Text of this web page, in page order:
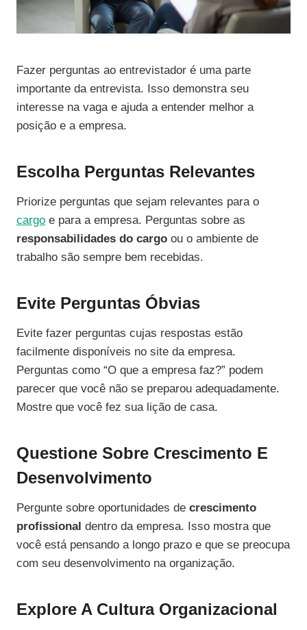
Fazer perguntas ao entrevistador é uma parte
importante da entrevista. Isso demonstra seu
interesse na vaga e ajuda a entender melhor a
posição e a empresa.
Escolha Perguntas Relevantes
Priorize perguntas que sejam relevantes para o
cargo e para a empresa. Perguntas sobre as
responsabilidades do cargo ou o ambiente de
trabalho são sempre bem recebidas.
Evite Perguntas Óbvias
Evite fazer perguntas cujas respostas estão
facilmente disponíveis no site da empresa.
Perguntas como “O que a empresa faz?” podem
parecer que você não se preparou adequadamente.
Mostre que você fez sua lição de casa.
Questione Sobre Crescimento E
Desenvolvimento
Pergunte sobre oportunidades de crescimento
profissional dentro da empresa. Isso mostra que
você está pensando a longo prazo e que se preocupa
com seu desenvolvimento na organização.
Explore A Cultura Organizacional